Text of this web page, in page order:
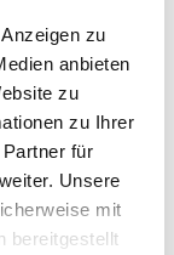
zu
anbieten
zu
zu Ihrer
für
Unsere
mit
bereitgestellt
Robin
David